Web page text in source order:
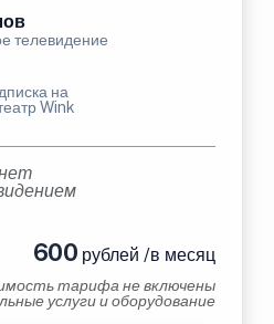
телевидение
на
Wink
600 рублей /в месяц
тарифа не включены
услуги и оборудование